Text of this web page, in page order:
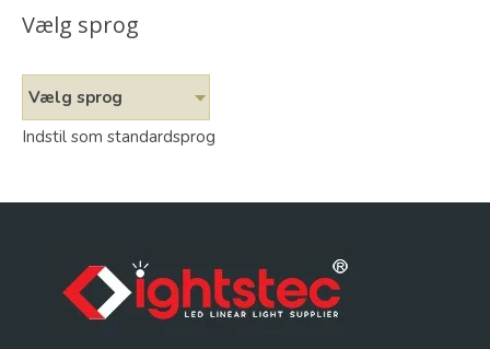
Vælg sprog
Vælg sprog
Indstil som standardsprog